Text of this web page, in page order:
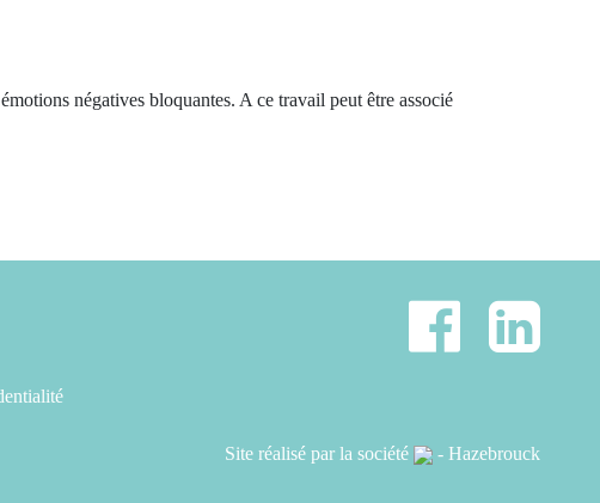
négatives bloquantes. A ce travail peut être associé
Site réalisé par la société - Hazebrouck